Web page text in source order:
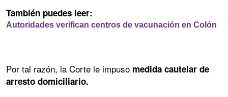
También puedes leer:
Autoridades verifican centros de vacunación en Colón
Por tal razón, la Corte le impuso medida cautelar de
arresto domiciliario.